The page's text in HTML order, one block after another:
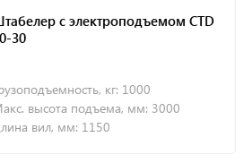
с электроподъемом CTD
кг: 1000
высота подъема, мм: 3000
вил, мм: 1150